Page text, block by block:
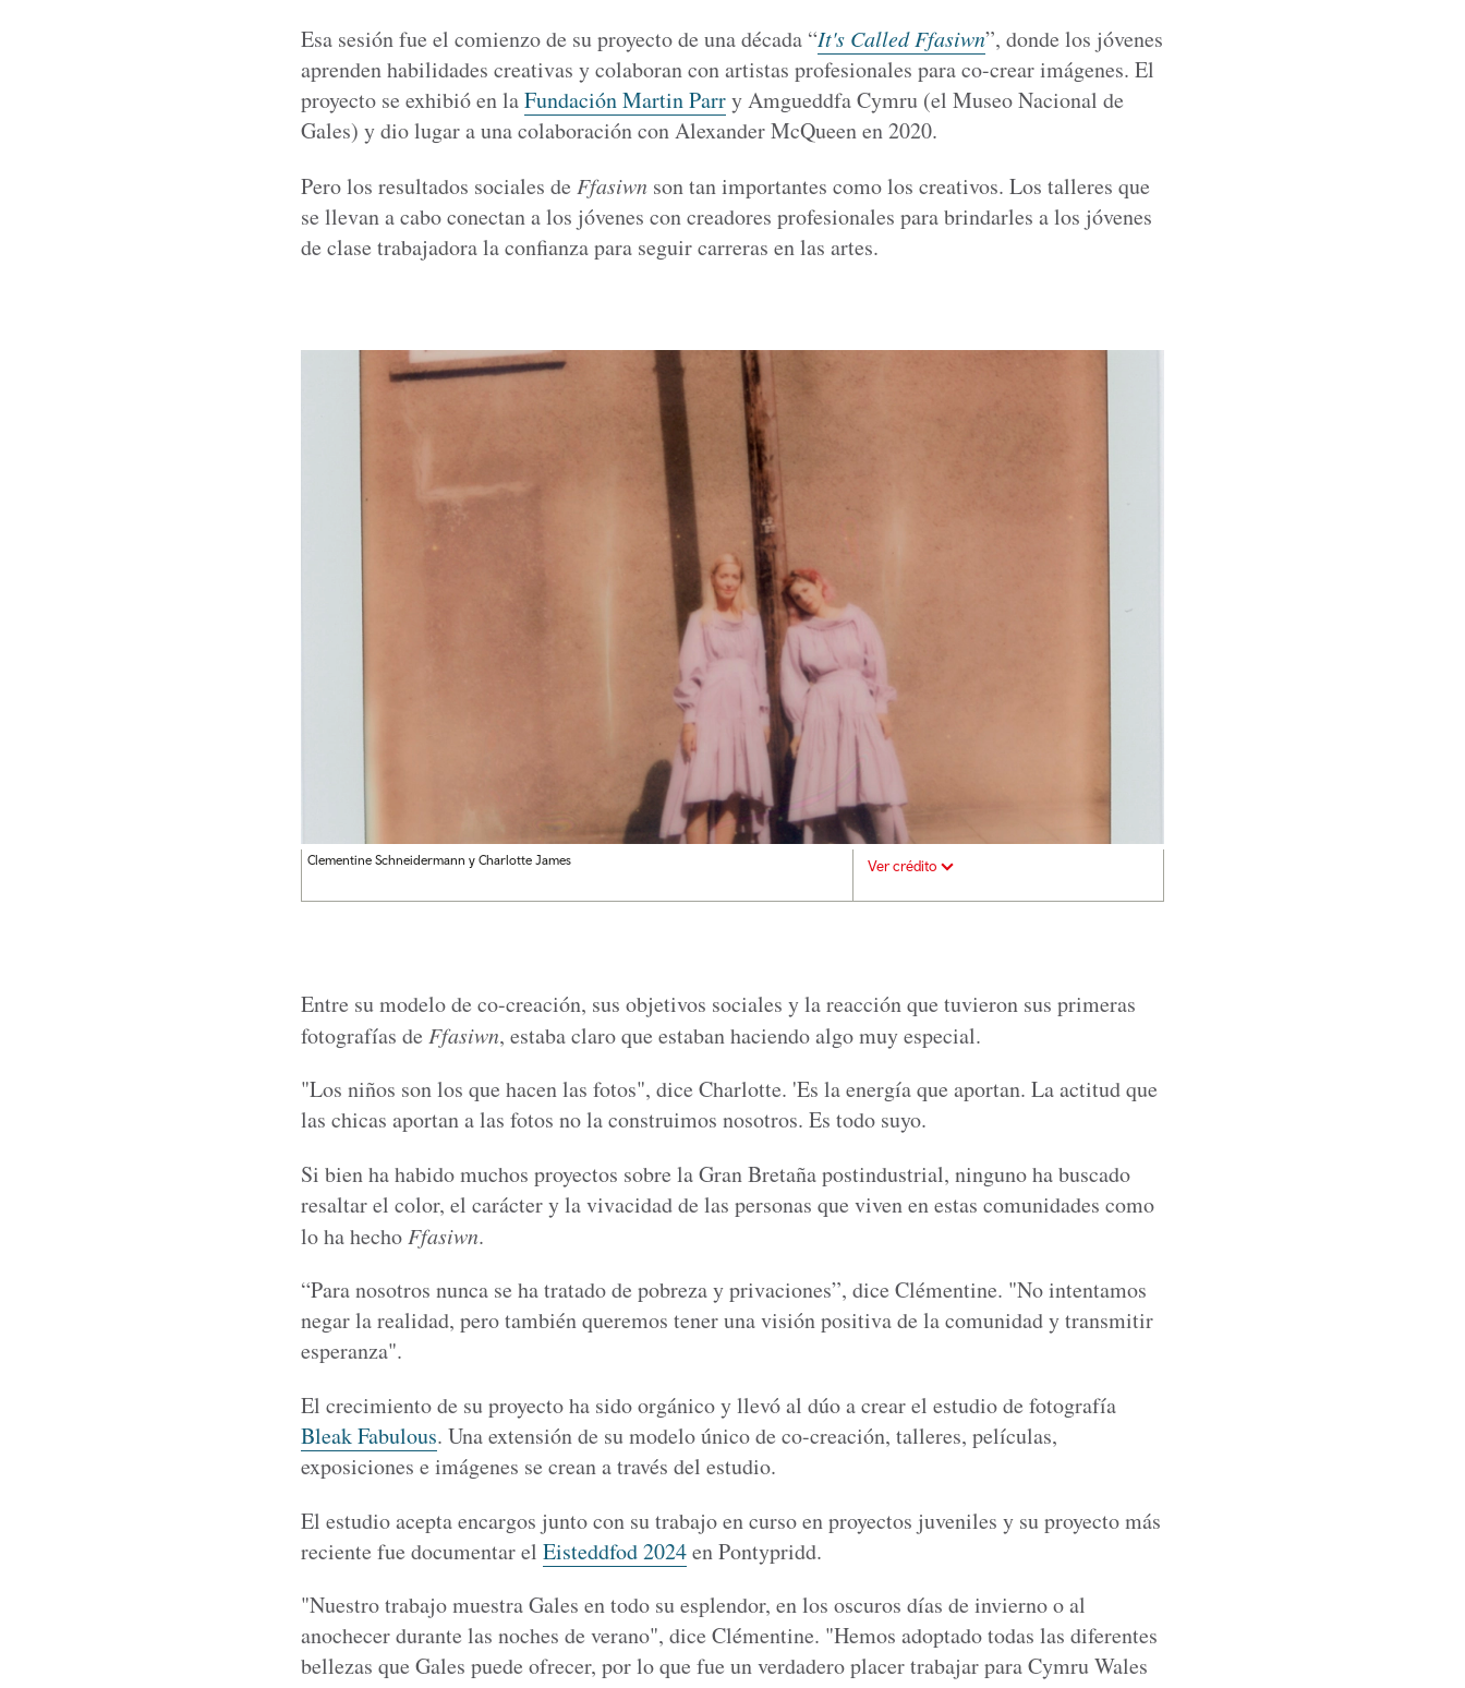
Esa sesión fue el comienzo de su proyecto de una década “It's Called Ffasiwn”, donde los jóvenes
aprenden habilidades creativas y colaboran con artistas profesionales para co-crear imágenes. El
proyecto se exhibió en laFundación Martin Parry Amgueddfa Cymru (el Museo Nacional de
Gales) y dio lugar a una colaboración con Alexander McQueen en 2020.
Pero los resultados sociales de Ffasiwnson tan importantes como los creativos. Los talleres que
se llevan a cabo conectan a los jóvenes con creadores profesionales para brindarles a los jóvenes
de clase trabajadora la confianza para seguir carreras en las artes.
Clementine Schneidermann y Charlotte James Ver crédito
Entre su modelo de co-creación, sus objetivos sociales y la reacción que tuvieron sus primeras
fotografías de Ffasiwn, estaba claro que estaban haciendo algo muy especial.
"Los niños son los que hacen las fotos", dice Charlotte. 'Es la energía que aportan. La actitud que
las chicas aportan a las fotos no la construimos nosotros. Es todo suyo.
Si bien ha habido muchos proyectos sobre la Gran Bretaña postindustrial, ninguno ha buscado
resaltar el color, el carácter y la vivacidad de las personas que viven en estas comunidades como
lo ha hecho Ffasiwn.
“Para nosotros nunca se ha tratado de pobreza y privaciones”, dice Clémentine. "No intentamos
negar la realidad, pero también queremos tener una visión positiva de la comunidad y transmitir
esperanza".
El crecimiento de su proyecto ha sido orgánico y llevó al dúo a crear el estudio de fotografía
Bleak Fabulous. Una extensión de su modelo único de co-creación, talleres, películas,
exposiciones e imágenes se crean a través del estudio.
El estudio acepta encargos junto con su trabajo en curso en proyectos juveniles y su proyecto más
reciente fue documentar el Eisteddfod 2024en Pontypridd.
"Nuestro trabajo muestra Gales en todo su esplendor, en los oscuros días de invierno o al
anochecer durante las noches de verano", dice Clémentine. "Hemos adoptado todas las diferentes
bellezas que Gales puede ofrecer, por lo que fue un verdadero placer trabajar para Cymru Wales